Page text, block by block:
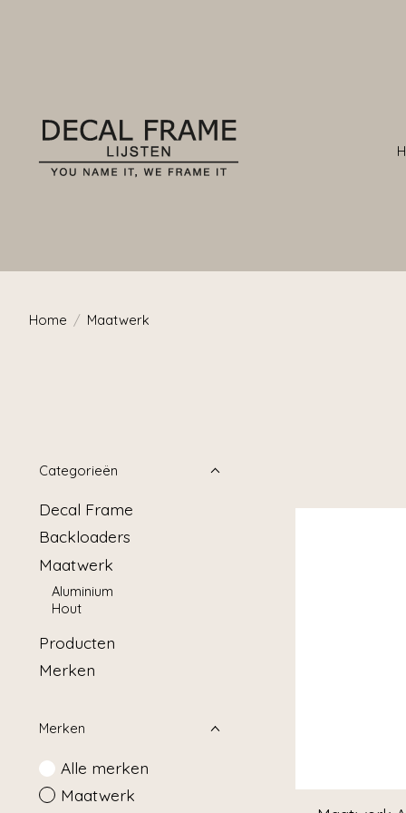
Home / Maatwerk
Categorieën
Decal Frame
Backloaders
Maatwerk
Aluminium
Hout
Producten
Merken
Merken
Alle merken
Maatwerk